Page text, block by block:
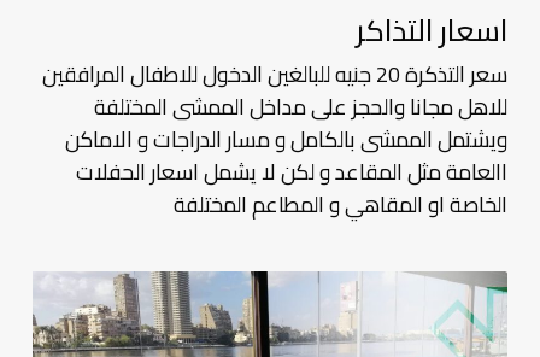
اسعار التذاكر
سعر التذكرة 20 جنيه للبالغين الدخول للاطفال المرافقين
للاهل مجانا والحجز على مداخل الممشى المختلفة
ويشتمل الممشى بالكامل و مسار الدراجات و الاماكن
االعامة مثل المقاعد و لكن لا يشمل اسعار الحفلات
الخاصة او المقاهي و المطاعم المختلفة